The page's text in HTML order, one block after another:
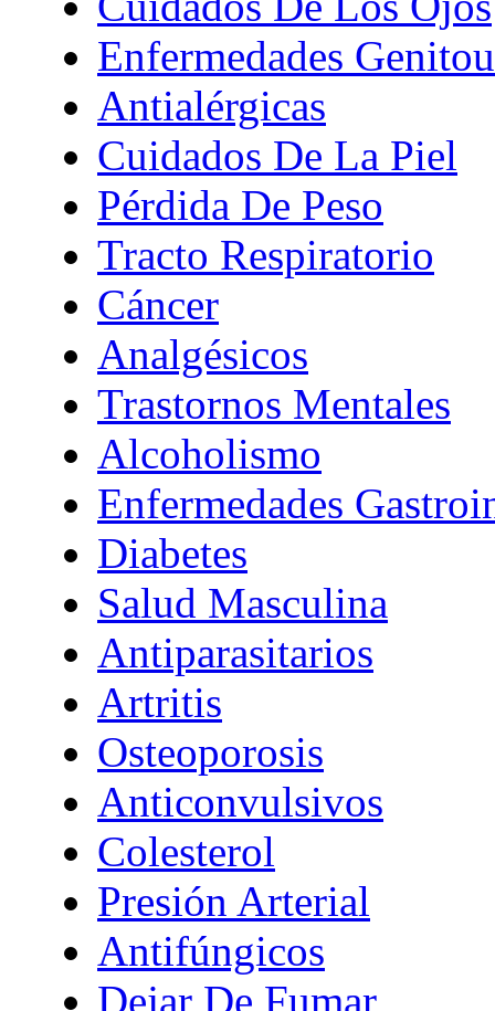
Enfermedades
Antialérgicas
Cuidados De La Piel
Pérdida De Peso
Tracto Respiratorio
Cáncer
Analgésicos
Trastornos Mentales
Alcoholismo
Enfermedades
Diabetes
Salud Masculina
Antiparasitarios
Artritis
Osteoporosis
Anticonvulsivos
Colesterol
Presión Arterial
Antifúngicos
Dejar De Fumar